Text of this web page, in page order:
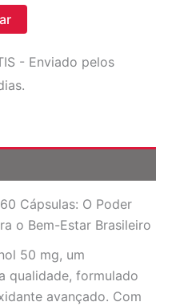
- Enviado pelos
Cápsulas: O Poder
o Bem-Estar Brasileiro
50 mg, um
qualidade, formulado
avançado. Com